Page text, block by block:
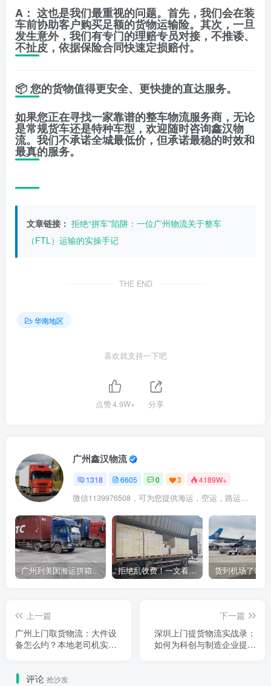
A： 这也是我们最重视的问题。首先，我们会在装
车前协助客户购买足额的货物运输险。其次，一旦
发生意外，我们有专门的理赔专员对接，不推诿、
不扯皮，依据保险合同快速定损赔付。
📦您的货物值得更安全、更快捷的直达服务。
如果您正在寻找一家靠谱的整车物流服务商，无论
是常规货车还是特种车型，欢迎随时咨询鑫汉物
流。我们不承诺全城最低价，但承诺最稳的时效和
最真的服务。
文章链接： 拒绝“拼车”陷阱：一位广州物流关于整车
（FTL）运输的实操手记
THE END
华南地区
喜欢就支持一下吧
点赞4.9W+ 分享
广州鑫汉物流
1318 6605 0 3 4189W+
微信1139976508，可为您提供海运，空运，路运，铁路运输
广州到美国海运拼箱多少钱？2024年最新运费构成+隐藏费用避坑指南 拒绝乱收费！一文看懂中国货代计费套路，教你避开所有隐形坑
上一篇
广州上门取货物流：大件设
备怎么约？本地老司机实话
下一篇
深圳上门提货物流实战录：
如何为科创与制造企业提供
评论 抢沙发